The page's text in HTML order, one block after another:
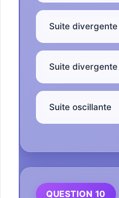
Suite
Suite
Suite oscillante
QUESTION 10